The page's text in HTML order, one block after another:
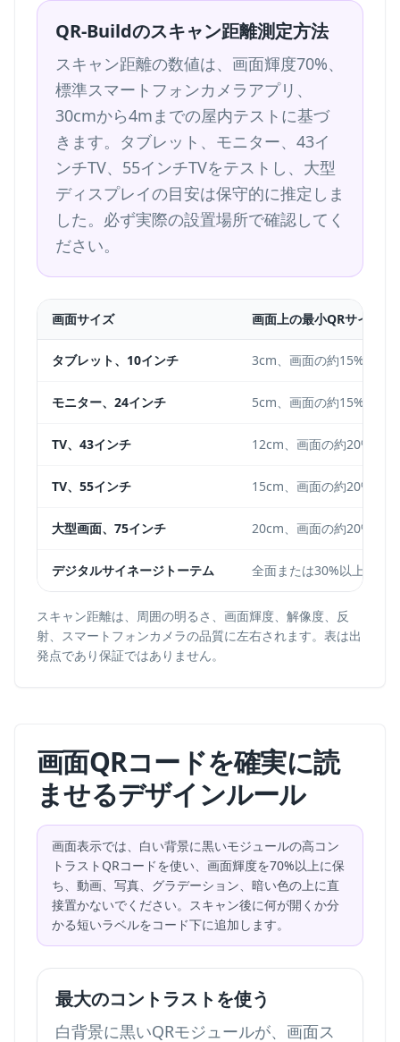
QR-Buildのスキャン距離測定方法
スキャン距離の数値は、画面輝度70%、
標準スマートフォンカメラアプリ、
30cmから4mまでの屋内テストに基づ
きます。タブレット、モニター、43イ
ンチTV、55インチTVをテストし、大型
ディスプレイの目安は保守的に推定しま
した。必ず実際の設置場所で確認してく
ださい。
画面サイズ 画面上の最小QRサイズ
タブレット、10インチ 3cm、画面の約15%
モニター、24インチ 5cm、画面の約15%
TV、43インチ 12cm、画面の約20%
TV、55インチ 15cm、画面の約20%
大型画面、75インチ 20cm、画面の約20%
デジタルサイネージトーテム 全面または30%以上
スキャン距離は、周囲の明るさ、画面輝度、解像度、反
射、スマートフォンカメラの品質に左右されます。表は出
発点であり保証ではありません。
画面QRコードを確実に読
ませるデザインルール
画面表示では、白い背景に黒いモジュールの高コン
トラストQRコードを使い、画面輝度を70%以上に保
ち、動画、写真、グラデーション、暗い色の上に直
接置かないでください。スキャン後に何が開くか分
かる短いラベルをコード下に追加します。
最大のコントラストを使う
白背景に黒いQRモジュールが、画面ス